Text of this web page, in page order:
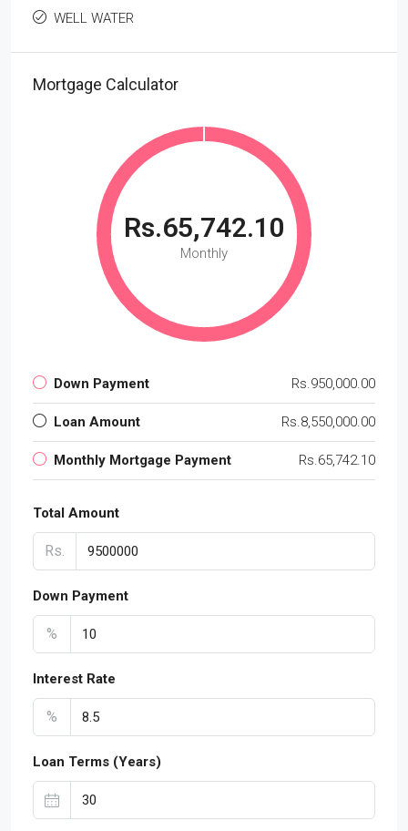
WELL WATER
Mortgage Calculator
Rs.65,742.10
Monthly
Down Payment Rs.950,000.00
Loan Amount Rs.8,550,000.00
Monthly Mortgage Payment Rs.65,742.10
Total Amount
Rs.
Down Payment
%
Interest Rate
%
Loan Terms (Years)